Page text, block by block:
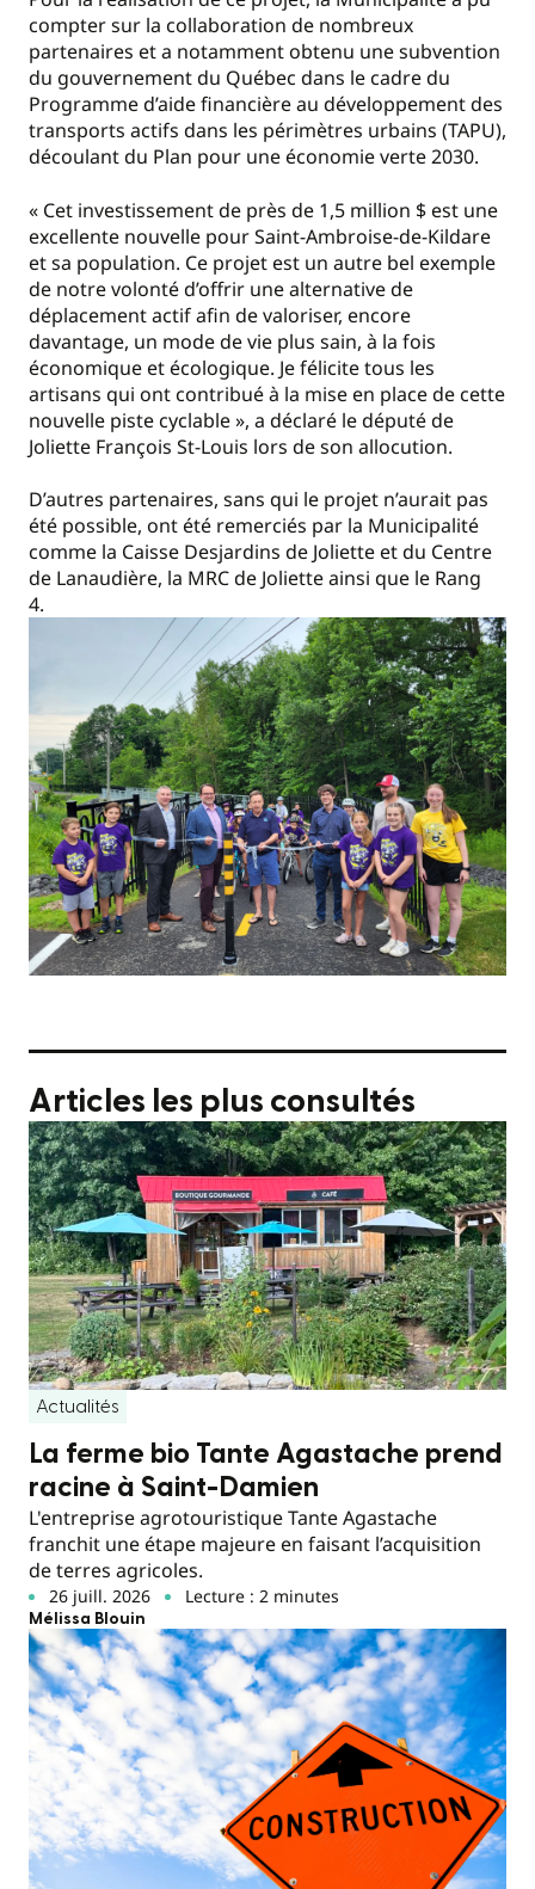
compter sur la collaboration de nombreux
partenaires et a notamment obtenu une subvention
du gouvernement du Québec dans le cadre du
Programme d’aide financière au développement des
transports actifs dans les périmètres urbains (TAPU),
découlant du Plan pour une économie verte 2030.
« Cet investissement de près de 1,5 million $ est une
excellente nouvelle pour Saint-Ambroise-de-Kildare
et sa population. Ce projet est un autre bel exemple
de notre volonté d’offrir une alternative de
déplacement actif afin de valoriser, encore
davantage, un mode de vie plus sain, à la fois
économique et écologique. Je félicite tous les
artisans qui ont contribué à la mise en place de cette
nouvelle piste cyclable », a déclaré le député de
Joliette François St-Louis lors de son allocution.
D’autres partenaires, sans qui le projet n’aurait pas
été possible, ont été remerciés par la Municipalité
comme la Caisse Desjardins de Joliette et du Centre
de Lanaudière, la MRC de Joliette ainsi que le Rang
4.
Articles les plus consultés
Actualités
La ferme bio Tante Agastache prend
racine à Saint-Damien
L'entreprise agrotouristique Tante Agastache
franchit une étape majeure en faisant l’acquisition
de terres agricoles.
26 juill. 2026 Lecture : 2 minutes
Mélissa Blouin